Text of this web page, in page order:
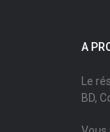
A
Le
BD,